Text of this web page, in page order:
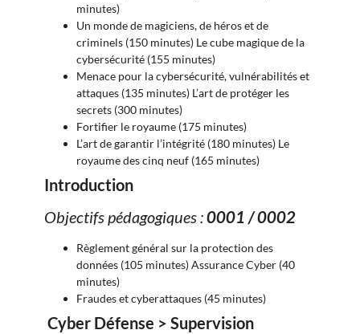
minutes)
Un monde de magiciens, de héros et de
criminels (150 minutes) Le cube magique de la
cybersécurité (155 minutes)
Menace pour la cybersécurité, vulnérabilités et
attaques (135 minutes) L’art de protéger les
secrets (300 minutes)
Fortifier le royaume (175 minutes)
L’art de garantir l’intégrité (180 minutes) Le
royaume des cinq neuf (165 minutes)
Introduction
Objectifs pédagogiques :0001 / 0002
Règlement général sur la protection des
données (105 minutes) Assurance Cyber (40
minutes)
Fraudes et cyberattaques (45 minutes)
Cyber Défense > Supervision